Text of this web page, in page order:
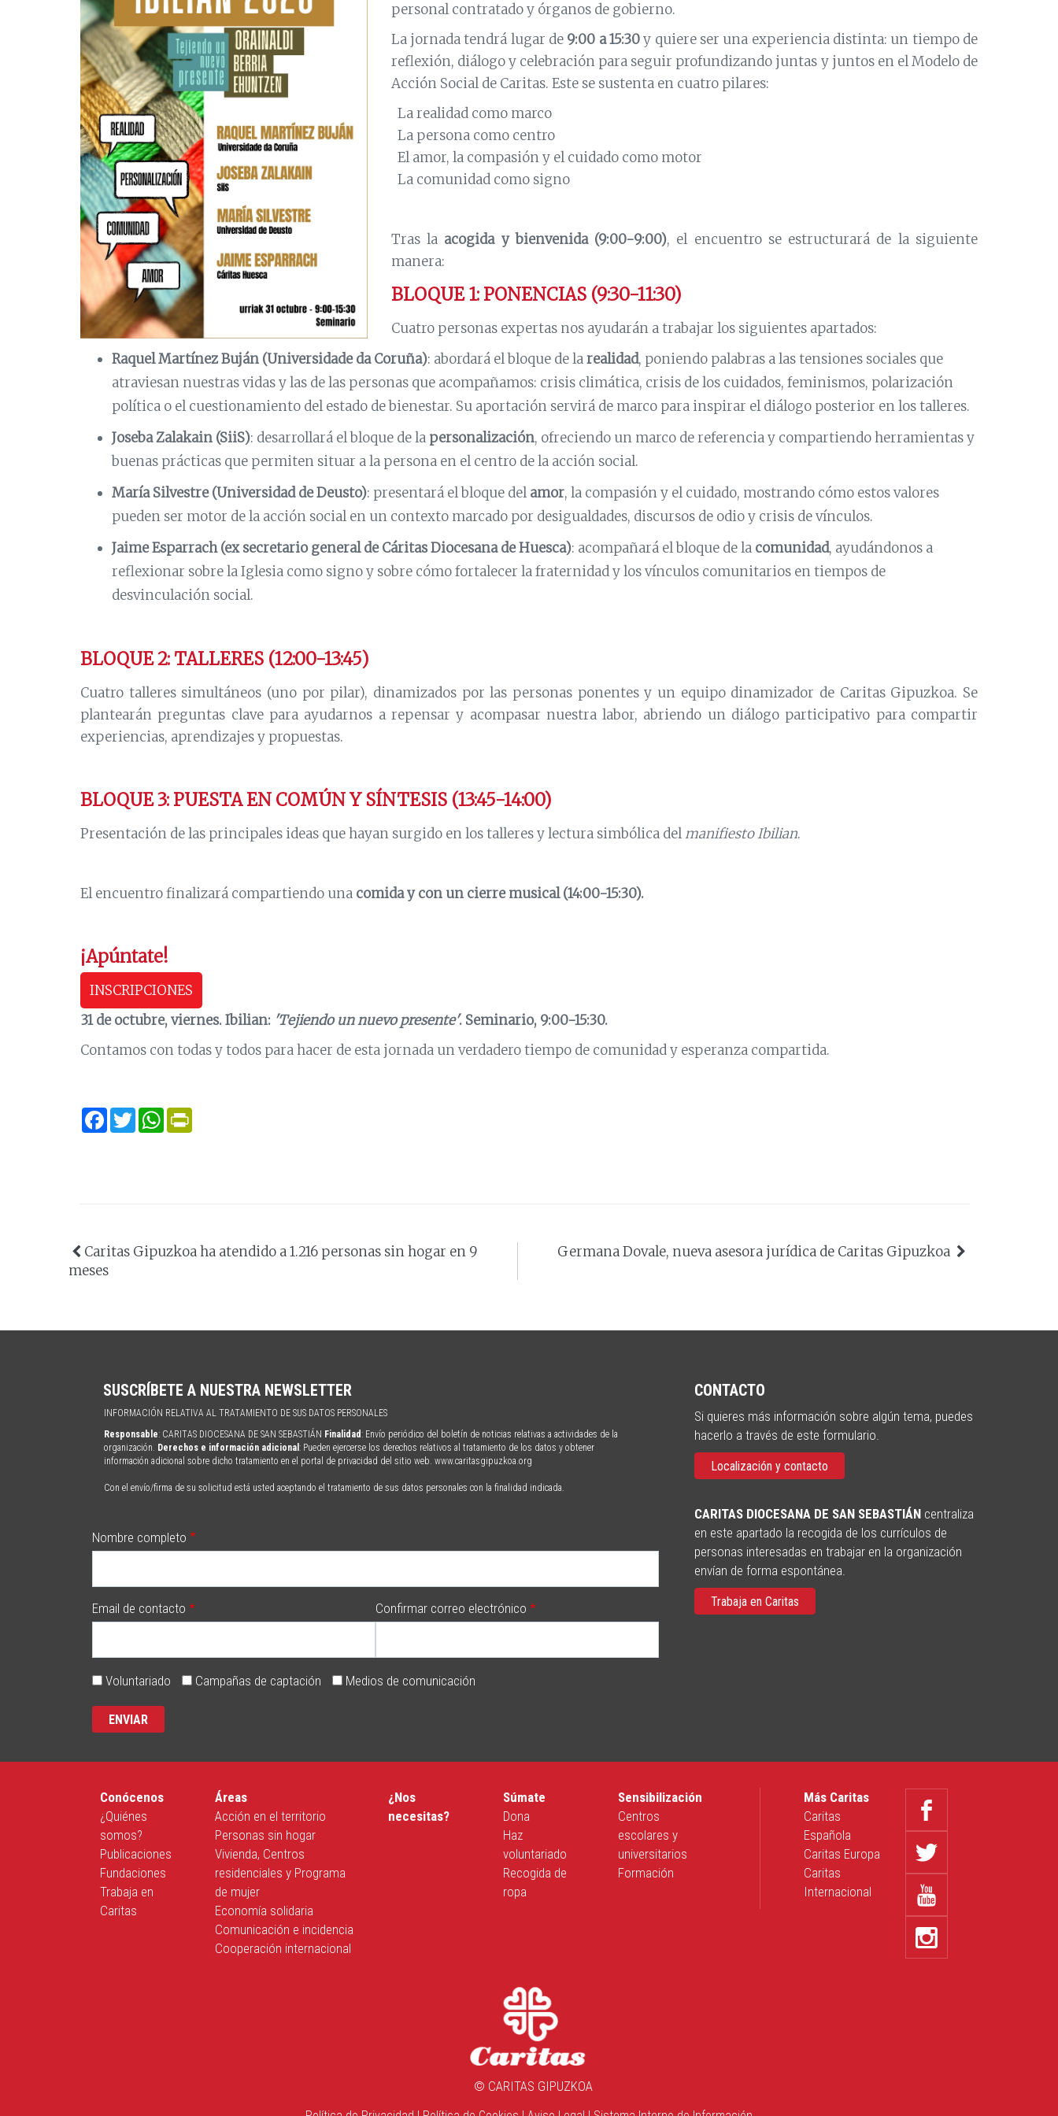
personal contratado y órganos de gobierno.
La jornada tendrá lugar de 9:00 a 15:30y quiere ser una experiencia distinta: un tiempo de
reflexión, diálogo y celebración para seguir profundizando juntas y juntos en el Modelo de
Acción Social de Caritas. Este se sustenta en cuatro pilares:
La realidad como marco
La persona como centro
El amor, la compasión y el cuidado como motor
La comunidad como signo
Tras la acogida y bienvenida (9:00-9:00), el encuentro se estructurará de la siguiente
manera:
BLOQUE 1: PONENCIAS (9:30-11:30)
Cuatro personas expertas nos ayudarán a trabajar los siguientes apartados:
Raquel Martínez Buján (Universidade da Coruña): abordará el bloque de larealidad, poniendo palabras a las tensiones sociales que
atraviesan nuestras vidas y las de las personas que acompañamos: crisis climática, crisis de los cuidados, feminismos, polarización
política o el cuestionamiento del estado de bienestar. Su aportación servirá de marco para inspirar el diálogo posterior en los talleres.
Joseba Zalakain (SiiS): desarrollará el bloque de la personalización, ofreciendo un marco de referencia y compartiendo herramientas y
buenas prácticas que permiten situar a la persona en el centro de la acción social.
María Silvestre (Universidad de Deusto): presentará el bloque del amor, la compasión y el cuidado, mostrando cómo estos valores
pueden ser motor de la acción social en un contexto marcado por desigualdades, discursos de odio y crisis de vínculos.
Jaime Esparrach (ex secretario general de Cáritas Diocesana de Huesca): acompañará el bloque de la comunidad, ayudándonos a
reflexionar sobre la Iglesia como signo y sobre cómo fortalecer la fraternidad y los vínculos comunitarios en tiempos de
desvinculación social.
BLOQUE 2: TALLERES (12:00-13:45)
Cuatro talleres simultáneos (uno por pilar), dinamizados por las personas ponentes y un equipo dinamizador de Caritas Gipuzkoa. Se
plantearán preguntas clave para ayudarnos a repensar y acompasar nuestra labor, abriendo un diálogo participativo para compartir
experiencias, aprendizajes y propuestas.
BLOQUE 3: PUESTA EN COMÚN Y SÍNTESIS (13:45-14:00)
Presentación de las principales ideas que hayan surgido en los talleres y lectura simbólica del manifiesto Ibilian.
El encuentro finalizará compartiendo una comida y con un cierre musical (14:00-15:30).
¡Apúntate!
INSCRIPCIONES
31 de octubre, viernes. Ibilian: 'Tejiendo un nuevo presente'. Seminario, 9:00-15:30.
Contamos con todas y todos para hacer de esta jornada un verdadero tiempo de comunidad y esperanza compartida.
Facebook
TwitterWhatsApp
Caritas Gipuzkoa ha atendido a 1.216 personas sin hogar en 9
meses
Germana Dovale, nueva asesora jurídica de Caritas Gipuzkoa
SUSCRÍBETE A NUESTRA NEWSLETTER
INFORMACIÓN RELATIVA AL TRATAMIENTO DE SUS DATOS PERSONALES
Responsable: CARITAS DIOCESANA DE SAN SEBASTIÁN Finalidad : Envío periódico del boletín de noticias relativas a actividades de la
organización. Derechos e información adicional : Pueden ejercerse los derechos relativos al tratamiento de los datos y obtener
información adicional sobre dicho tratamiento en el portal de privacidad del sitio web. www.caritasgipuzkoa.org
Con el envío/firma de su solicitud está usted aceptando el tratamiento de sus datos personales con la finalidad indicada.
Nombre completo
Email de contacto Confirmar correo electrónico
Voluntariado Campañas de captación Medios de comunicación
CONTACTO
Si quieres más información sobre algún tema, puedes
hacerlo a través de este formulario.
Localización y contacto
CARITAS DIOCESANA DE SAN SEBASTIÁN centraliza
en este apartado la recogida de los currículos de
personas interesadas en trabajar en la organización
envían de forma espontánea.
Trabaja en Caritas
Conócenos
¿Quiénes
somos?
Publicaciones
Fundaciones
Trabaja en
Caritas
Áreas
Acción en el territorio
Personas sin hogar
Vivienda, Centros
residenciales y Programa
de mujer
Economía solidaria
Comunicación e incidencia
Cooperación internacional
¿Nos
necesitas?
Súmate
Dona
Haz
voluntariado
Recogida de
ropa
Sensibilización
Centros
escolares y
universitarios
Formación
Más Caritas
Caritas
Española
Caritas Europa
Caritas
Internacional
© CARITAS GIPUZKOA